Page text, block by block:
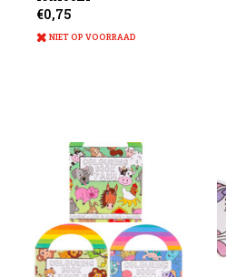
€0,75
NIET OP VOORRAAD